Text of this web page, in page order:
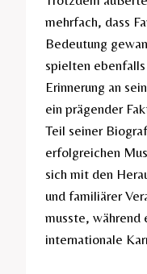
mehrfach, dass
Bedeutung
spielten
Erinnerung an
ein prägender
Teil seiner
erfolgreichen
sich mit den
und familiärer
musste,
internationale